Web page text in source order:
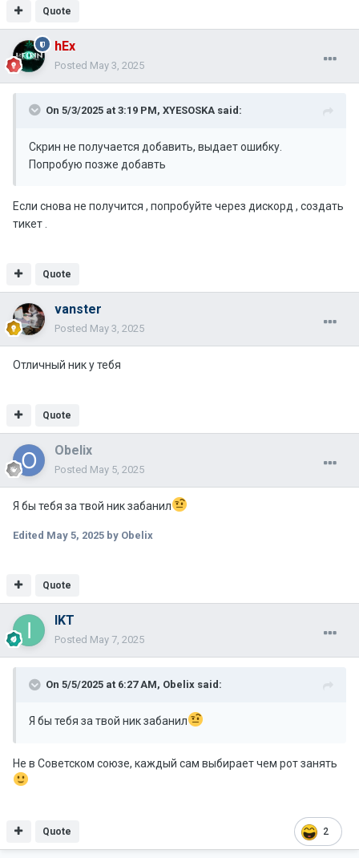
Quote
hEx
Posted May 3, 2025
On 5/3/2025 at 3:19 PM, XYESOSKA said:
Скрин не получается добавить, выдает ошибку.
Попробую позже добавть
Если снова не получится , попробуйте через дискорд , создать
тикет .
Quote
vanster
Posted May 3, 2025
Отличный ник у тебя
Quote
Obelix
Posted May 5, 2025
Я бы тебя за твой ник забанил
Edited May 5, 2025 by Obelix
Quote
IKT
Posted May 7, 2025
On 5/5/2025 at 6:27 AM, Obelix said:
Я бы тебя за твой ник забанил
Не в Советском союзе, каждый сам выбирает чем рот занять
2
Quote